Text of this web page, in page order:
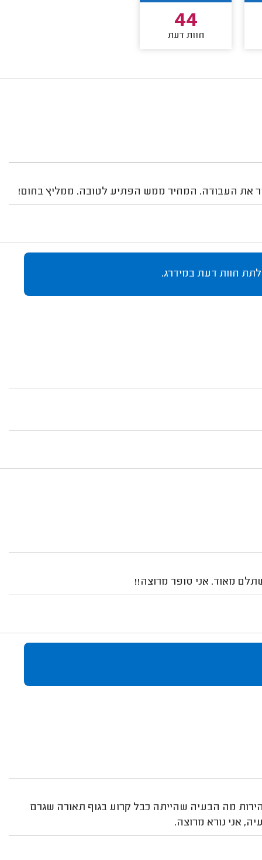
44
חוות דעת
את העבודה. המחיר ממש הפתיע לטובה. ממליץ בחום!
חוות דעת במידרג.
מאוד. אני סופר מרוצה!!
מה הבעיה שהייתה כבל קרוע בגוף תאורה שגרם
אני נורא מרוצה.